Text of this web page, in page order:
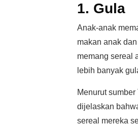
1. Gula
Anak-anak
makan anak
memang sereal
lebih banyak
Menurut
dijelaskan
sereal mereka